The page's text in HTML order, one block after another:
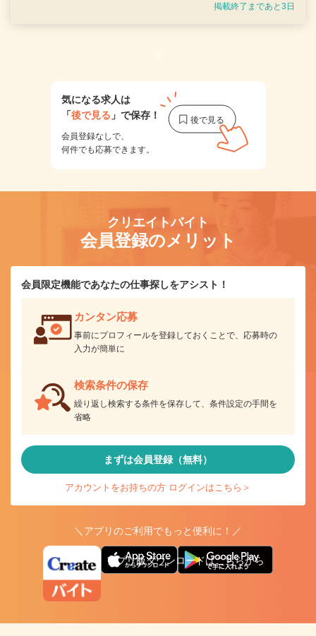
掲載終了まであと3日
1
気になる求人は
「後で見る 」で保存！
会員登録なしで、
何件でも応募できます。
クリエイトバイト
会員登録のメリット
会員限定機能であなたの仕事探しをアシスト！
カンタン応募
事前にプロフィールを登録しておくことで、応募時の
入力が簡単に
検索条件の保存
繰り返し検索する条件を保存して、条件設定の手間を
省略
まずは会員登録（無料）
アカウントをお持ちの方 ログインはこちら＞
＼アプリのご利用でもっと便利に！／
アプリ版ダウンロードはこちらから